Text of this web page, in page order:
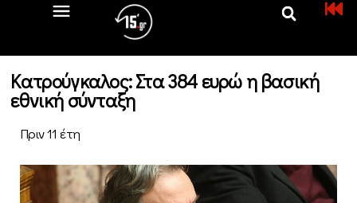
Κατρούγκαλος: Στα 384 ευρώ η βασική
εθνική σύνταξη
Πριν 11 έτη